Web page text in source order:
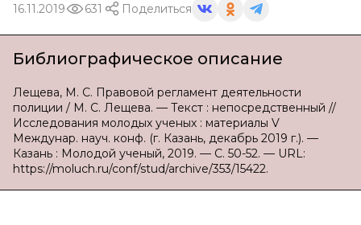
16.11.2019 631 Поделиться
Библиографическое описание
Лещева, М. С. Правовой регламент деятельности
полиции / М. С. Лещева. — Текст : непосредственный //
Исследования молодых ученых : материалы V
Междунар. науч. конф. (г. Казань, декабрь 2019 г.). —
Казань : Молодой ученый, 2019. — С. 50-52. — URL:
https://moluch.ru/conf/stud/archive/353/15422.